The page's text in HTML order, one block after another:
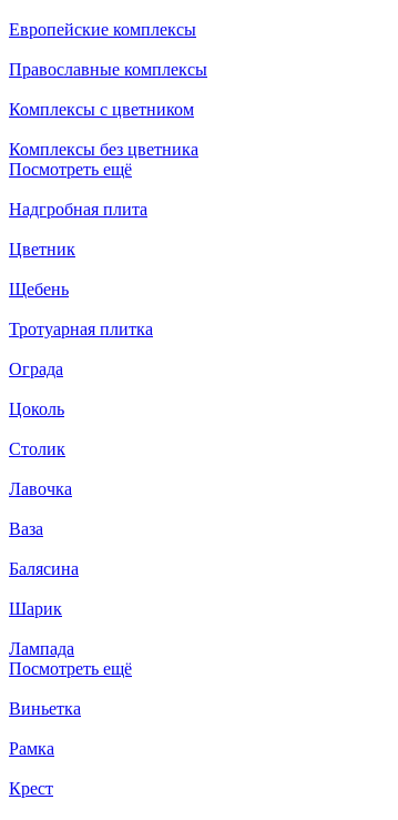
Европейские комплексы
Православные комплексы
Комплексы с цветником
Комплексы без цветника
Посмотреть ещё
Надгробная плита
Цветник
Щебень
Тротуарная плитка
Ограда
Цоколь
Столик
Лавочка
Ваза
Балясина
Шарик
Лампада
Посмотреть ещё
Виньетка
Рамка
Крест